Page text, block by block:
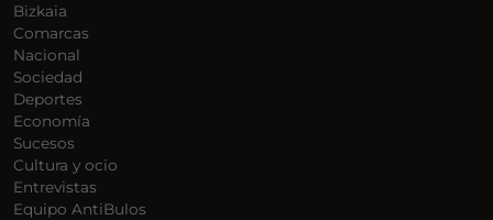
Bizkaia
Comarcas
Nacional
Sociedad
Deportes
Economía
Sucesos
Cultura y ocio
Entrevistas
Equipo AntiBulos